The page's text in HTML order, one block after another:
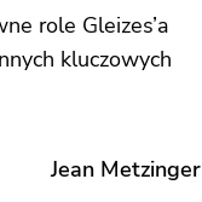
role Gleizes’a
kluczowych
Jean Metzinger